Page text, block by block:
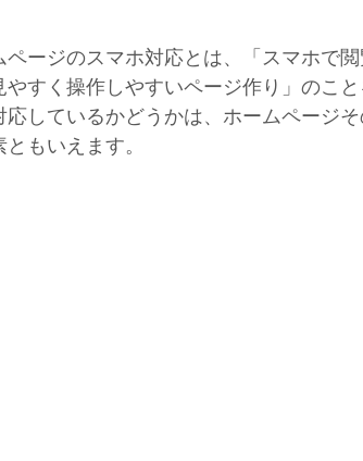
ページのスマホ対応とは、「スマホで
やすく操作しやすいページ作り」のこ
応しているかどうかは、ホームページ
ともいえます。